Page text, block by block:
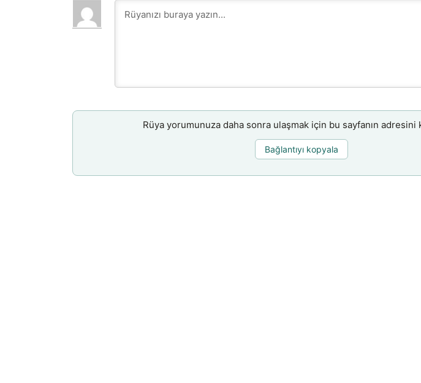
Rüya yorumunuza daha sonra ulaşmak için bu sayfanın adresini
Bağlantıyı kopyala